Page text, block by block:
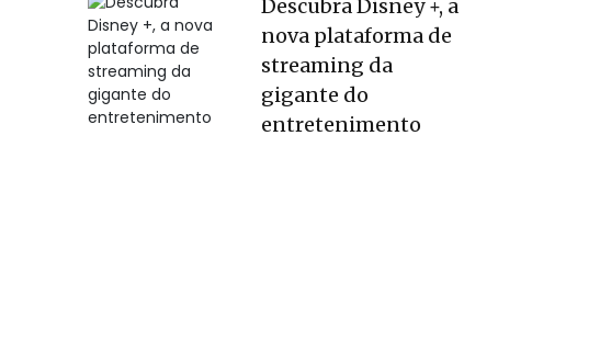
Descubra Disney +, a
nova plataforma de
streaming da
gigante do
entretenimento